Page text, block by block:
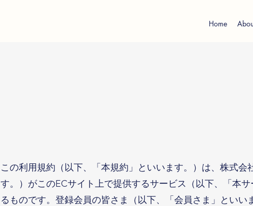
Home
この利用規約（以下、「本規約」といいます。）は、株式会
す。）がこのECサイト上で提供するサービス（以下、「本
るものです。登録会員の皆さま（以下、「会員さま」とい